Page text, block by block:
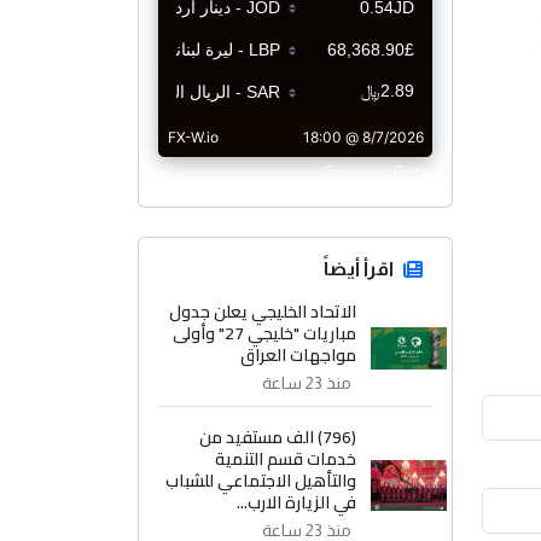
CurrencyRate
اقرأ أيضاً
الاتحاد الخليجي يعلن جدول
مباريات "خليجي 27" وأولى
مواجهات العراق
منذ 23 ساعة
(796) الف مستفيد من
خدمات قسم التنمية
والتأهيل الاجتماعي للشباب
في الزيارة الارب...
منذ 23 ساعة